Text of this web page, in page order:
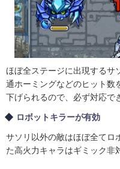
ほぼ全ステージに出現するサ
通ホーミングなどのヒット数
下げられるので、必ず対応で
ロボットキラーが有効
サソリ以外の敵はほぼ全てロ
た高火力キャラはギミック非